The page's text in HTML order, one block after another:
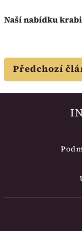
Naší nabídku
Předchozí